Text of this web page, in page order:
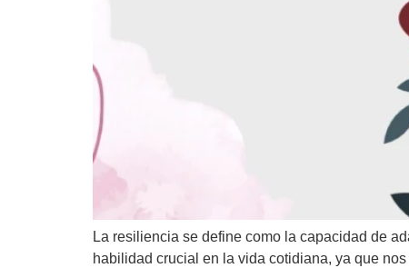
La resiliencia se define como la capacidad de
habilidad crucial en la vida cotidiana, ya que